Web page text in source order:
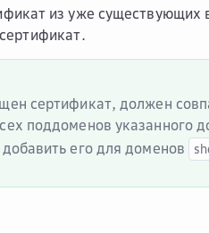
из уже существующих
.
сертификат, должен
поддоменов
его для доменов